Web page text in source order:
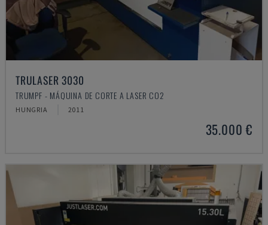
TRULASER 3030
TRUMPF - MÁQUINA DE CORTE A LASER CO2
HUNGRIA 2011
35.000 €